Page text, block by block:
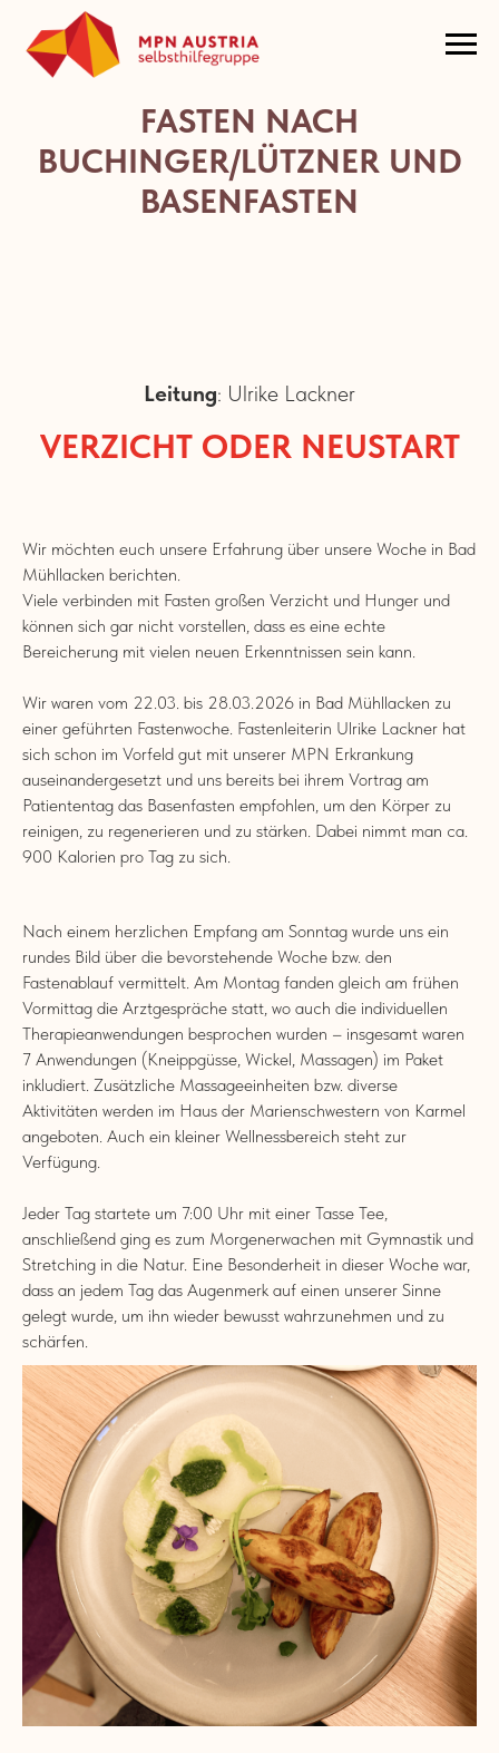
FASTEN NACH
BUCHINGER/LÜTZNER UND
BASENFASTEN
Leitung: Ulrike Lackner
VERZICHT ODER NEUSTART
Wir möchten euch unsere Erfahrung über unsere Woche in Bad
Mühllacken berichten.
Viele verbinden mit Fasten großen Verzicht und Hunger und
können sich gar nicht vorstellen, dass es eine echte
Bereicherung mit vielen neuen Erkenntnissen sein kann.
Wir waren vom 22.03. bis 28.03.2026 in Bad Mühllacken zu
einer geführten Fastenwoche. Fastenleiterin Ulrike Lackner hat
sich schon im Vorfeld gut mit unserer MPN Erkrankung
auseinandergesetzt und uns bereits bei ihrem Vortrag am
Patiententag das Basenfasten empfohlen, um den Körper zu
reinigen, zu regenerieren und zu stärken. Dabei nimmt man ca.
900 Kalorien pro Tag zu sich.
Nach einem herzlichen Empfang am Sonntag wurde uns ein
rundes Bild über die bevorstehende Woche bzw. den
Fastenablauf vermittelt. Am Montag fanden gleich am frühen
Vormittag die Arztgespräche statt, wo auch die individuellen
Therapieanwendungen besprochen wurden – insgesamt waren
7 Anwendungen (Kneippgüsse, Wickel, Massagen) im Paket
inkludiert. Zusätzliche Massageeinheiten bzw. diverse
Aktivitäten werden im Haus der Marienschwestern von Karmel
angeboten. Auch ein kleiner Wellnessbereich steht zur
Verfügung.
Jeder Tag startete um 7:00 Uhr mit einer Tasse Tee,
anschließend ging es zum Morgenerwachen mit Gymnastik und
Stretching in die Natur. Eine Besonderheit in dieser Woche war,
dass an jedem Tag das Augenmerk auf einen unserer Sinne
gelegt wurde, um ihn wieder bewusst wahrzunehmen und zu
schärfen.